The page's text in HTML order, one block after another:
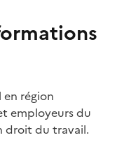
en région
employeurs du
droit du travail.